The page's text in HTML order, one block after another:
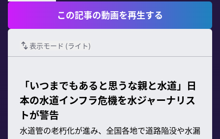
この記事の動画を再生する
表示モード (ライト)
「いつまでもあると思うな親と水道」日
本の水道インフラ危機を水ジャーナリス
トが警告
水道管の老朽化が進み、全国各地で道路陥没や水漏